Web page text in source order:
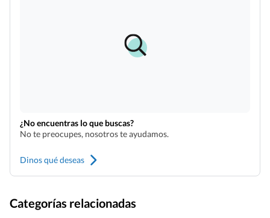
¿No encuentras lo que buscas?
No te preocupes, nosotros te ayudamos.
Dinos qué deseas
Categorías relacionadas